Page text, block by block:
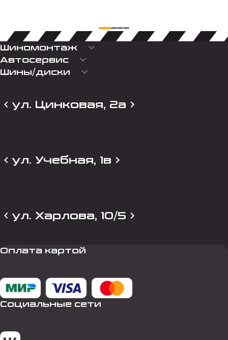
Шиномонтаж keyboard_arrow_down
Автосервис keyboard_arrow_down
Шины/диски keyboard_arrow_down
ул. Цинковая, 2а
ул. Учебная, 1в
ул. Харлова, 10/5
Оплата картой
Социальные сети